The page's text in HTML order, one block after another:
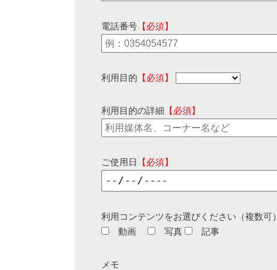
電話番号 【必須】
利用目的 【必須】
利用目的の詳細 【必須】
ご使用日 【必須】
利用コンテンツをお選びください（複数可）
動画
写真 記事
メモ